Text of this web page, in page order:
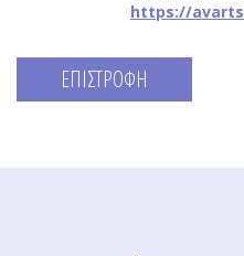
https://avarts
ΕΠΙΣΤΡΟΦΗ